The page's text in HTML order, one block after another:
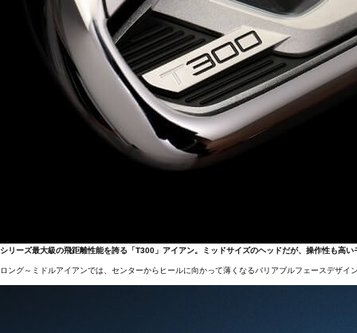
シリーズ最大級の飛距離性能を誇る「T300」アイアン。ミッドサイズのヘッドだが、操作性も高い
ロング～ミドルアイアンでは、センターからヒールに向かって薄くなるバリアブルフェースデザ